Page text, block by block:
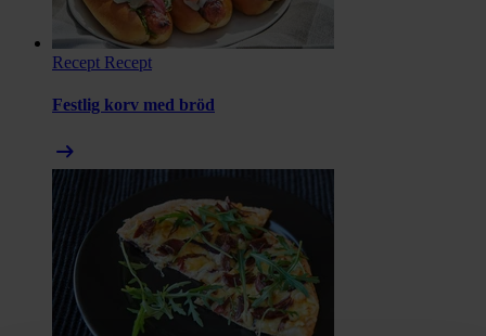
Recept Recept
Festlig korv med bröd
arrow_right_alt